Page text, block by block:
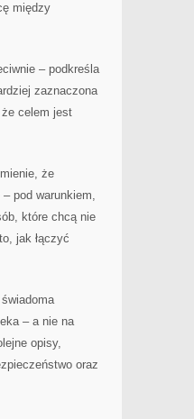
między
– podkreśla
zaznaczona
celem jest
że
pod warunkiem,
które chcą nie
jak łączyć
– a nie na
opisy,
oraz